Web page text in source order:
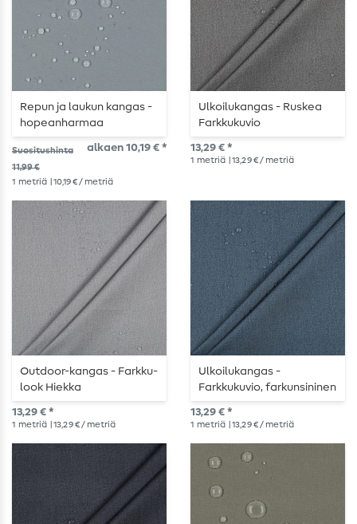
Repun ja laukun kangas -
hopeanharmaa
Suositushinta
11,99 €
alkaen 10,19 € *
1 metriä | 10,19 € / metriä
Ulkoilukangas - Ruskea
Farkkukuvio
13,29 € *
1 metriä | 13,29 € / metriä
Outdoor-kangas - Farkku-
look Hiekka
13,29 € *
1 metriä | 13,29 € / metriä
Ulkoilukangas -
Farkkukuvio, farkunsininen
13,29 € *
1 metriä | 13,29 € / metriä